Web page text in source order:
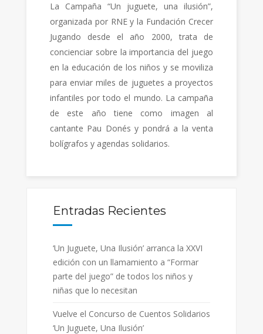
La Campaña “Un juguete, una ilusión”,
organizada por RNE y la Fundación Crecer
Jugando desde el año 2000, trata de
concienciar sobre la importancia del juego
en la educación de los niños y se moviliza
para enviar miles de juguetes a proyectos
infantiles por todo el mundo. La campaña
de este año tiene como imagen al
cantante Pau Donés y pondrá a la venta
bolígrafos y agendas solidarios.
Entradas Recientes
‘Un Juguete, Una Ilusión’ arranca la XXVI
edición con un llamamiento a “Formar
parte del juego” de todos los niños y
niñas que lo necesitan
Vuelve el Concurso de Cuentos Solidarios
‘Un Juguete, Una Ilusión’